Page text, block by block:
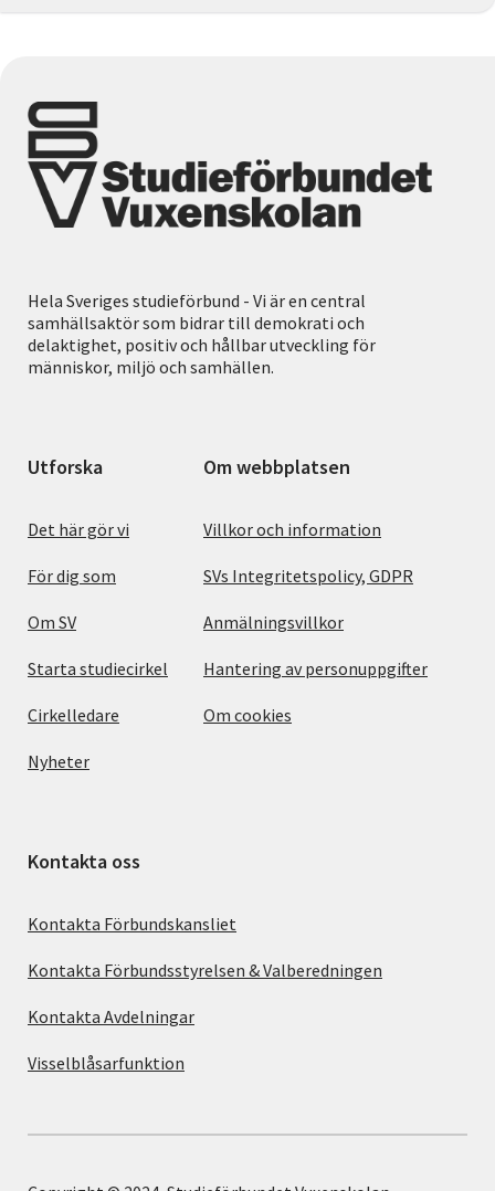
Hela Sveriges studieförbund - Vi är en central
samhällsaktör som bidrar till demokrati och
delaktighet, positiv och hållbar utveckling för
människor, miljö och samhällen.
Utforska
Det här gör vi
För dig som
Om SV
Starta studiecirkel
Cirkelledare
Nyheter
Om webbplatsen
Villkor och information
SVs Integritetspolicy, GDPR
Anmälningsvillkor
Hantering av personuppgifter
Om cookies
Kontakta oss
Kontakta Förbundskansliet
Kontakta Förbundsstyrelsen & Valberedningen
Kontakta Avdelningar
Visselblåsarfunktion